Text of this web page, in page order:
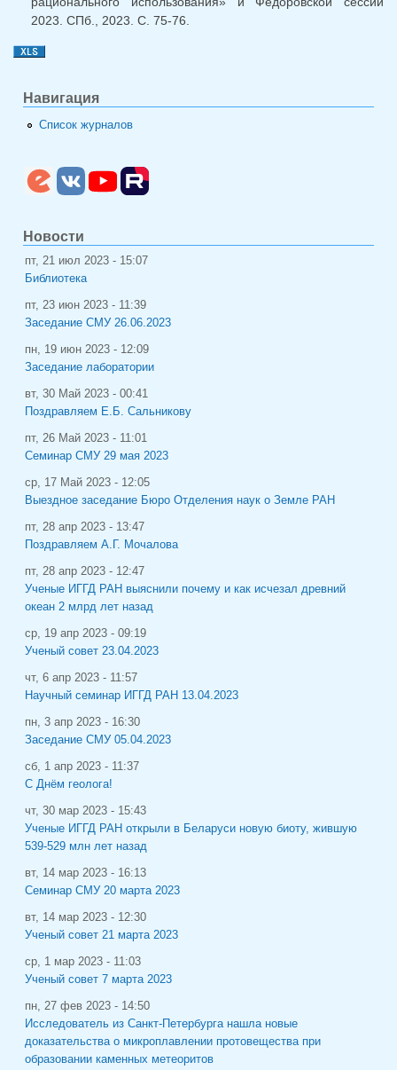
2023. СПб., 2023. С. 75-76.
Навигация
Список журналов
Новости
пт, 21 июл 2023 - 15:07
Библиотека
пт, 23 июн 2023 - 11:39
Заседание СМУ 26.06.2023
пн, 19 июн 2023 - 12:09
Заседание лаборатории
вт, 30 Май 2023 - 00:41
Поздравляем Е.Б. Сальникову
пт, 26 Май 2023 - 11:01
Семинар СМУ 29 мая 2023
ср, 17 Май 2023 - 12:05
Выездное заседание Бюро Отделения наук о Земле РАН
пт, 28 апр 2023 - 13:47
Поздравляем А.Г. Мочалова
пт, 28 апр 2023 - 12:47
Ученые ИГГД РАН выяснили почему и как исчезал древний
океан 2 млрд лет назад
ср, 19 апр 2023 - 09:19
Ученый совет 23.04.2023
чт, 6 апр 2023 - 11:57
Научный семинар ИГГД РАН 13.04.2023
пн, 3 апр 2023 - 16:30
Заседание СМУ 05.04.2023
сб, 1 апр 2023 - 11:37
С Днём геолога!
чт, 30 мар 2023 - 15:43
Ученые ИГГД РАН открыли в Беларуси новую биоту, жившую
539-529 млн лет назад
вт, 14 мар 2023 - 16:13
Семинар СМУ 20 марта 2023
вт, 14 мар 2023 - 12:30
Ученый совет 21 марта 2023
ср, 1 мар 2023 - 11:03
Ученый совет 7 марта 2023
пн, 27 фев 2023 - 14:50
Исследователь из Санкт-Петербурга нашла новые
доказательства о микроплавлении протовещества при
образовании каменных метеоритов